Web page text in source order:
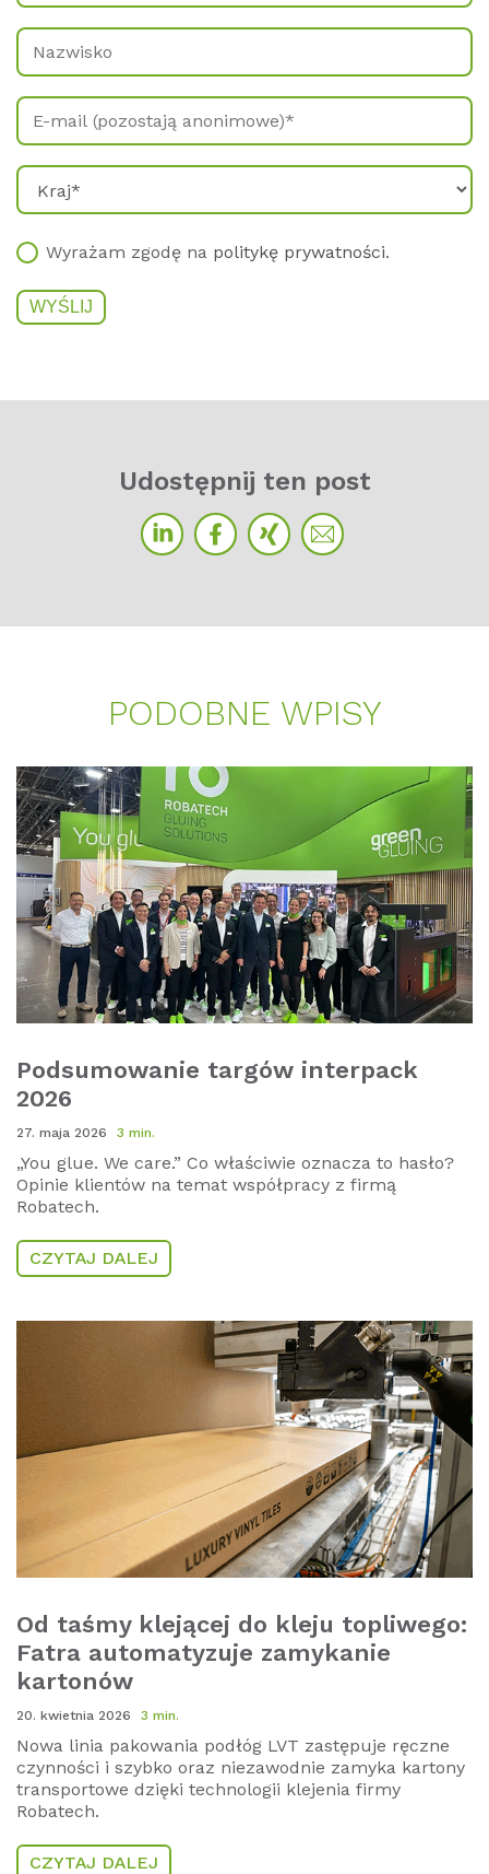
Wyrażam zgodę na politykę prywatności.
Udos­t­ęp­nij ten post
PO­D­OB­NE WPI­SY
Podsumowanie targów interpack
2026
27. maja 2026 3 min.
„You glue. We care.” Co właściwie oznacza to hasło?
Opinie klientów na temat współpracy z firmą
Robatech.
CZYTAJ DALEJ
Od taśmy klejącej do kleju topliwego:
Fatra automatyzuje zamykanie
kartonów
20. kwietnia 2026 3 min.
Nowa linia pakowania podłóg LVT zastępuje ręczne
czynności i szybko oraz niezawodnie zamyka kartony
transportowe dzięki technologii klejenia firmy
Robatech.
CZYTAJ DALEJ